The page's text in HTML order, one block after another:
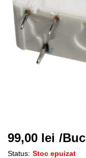
99,00 lei /Buc
Status: Stoc epuizat